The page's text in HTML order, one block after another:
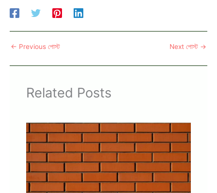
← Previous পোস্ট Next পোস্ট →
Related Posts